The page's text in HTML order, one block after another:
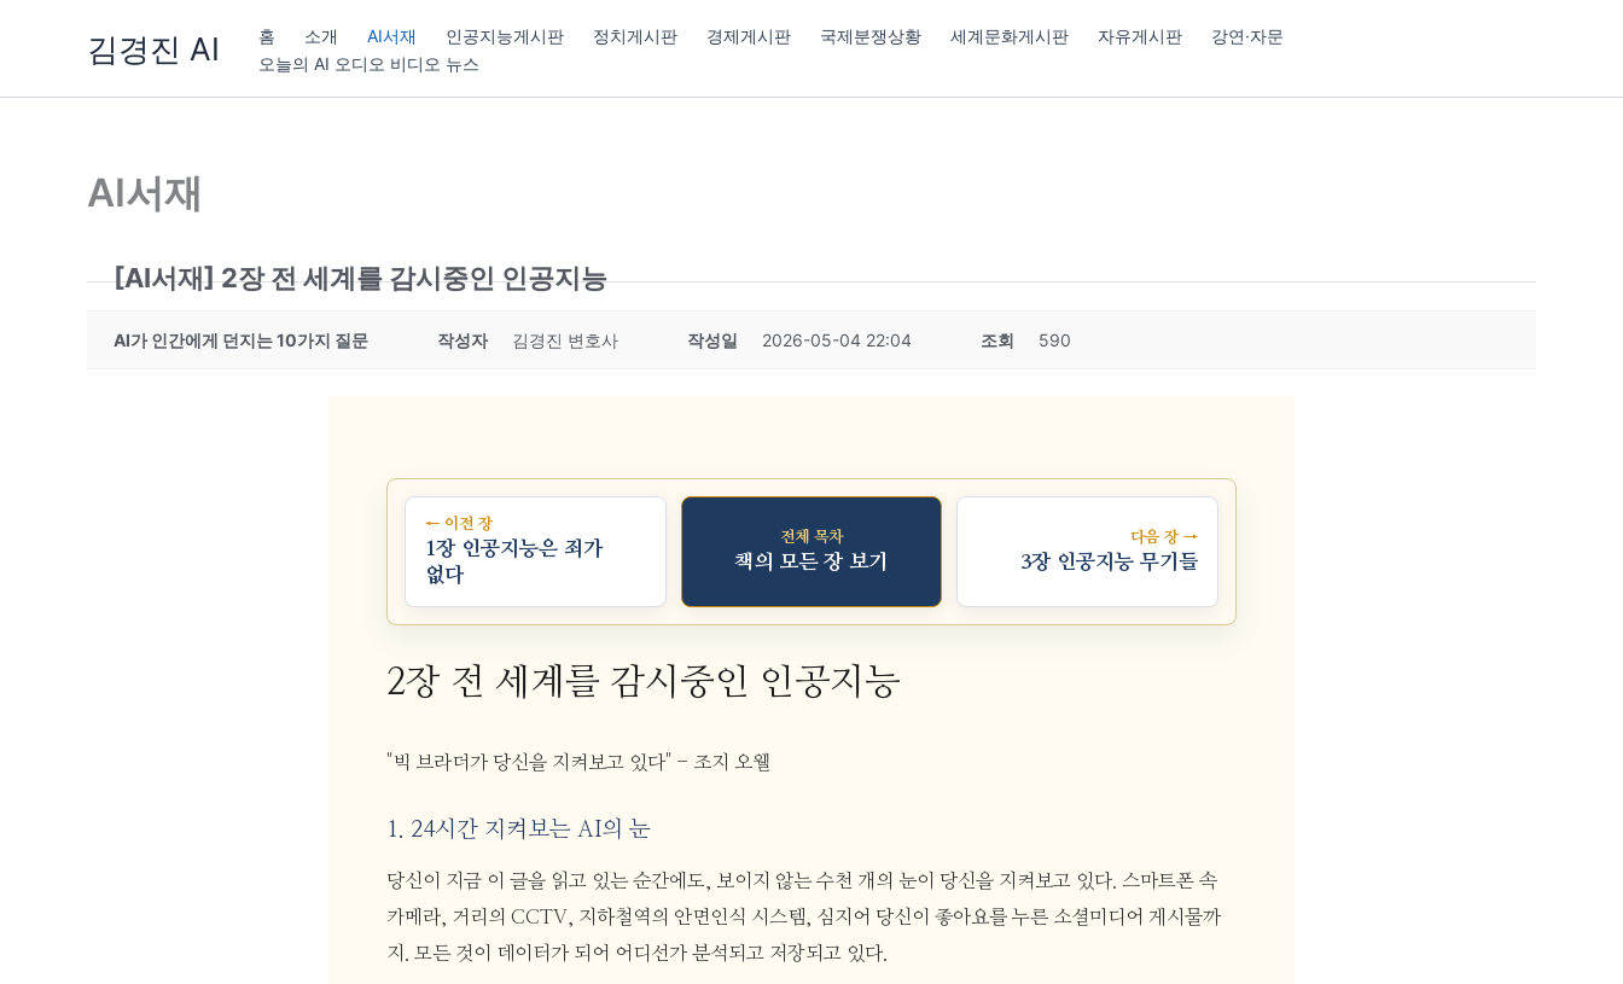
김경진 AI 홈 소개 AI서재 인공지능게시판 정치게시판 경제게시판 국제분쟁상황 세계문화게시판 자유게시판
강연·자문
오늘의 AI 오디오 비디오 뉴스
AI서재
[AI서재] 2장 전 세계를 감시중인 인공지능
AI가 인간에게 던지는 10가지 질문 작성자 김경진 변호사 작성일 2026-05-04 22:04 조회 590
← 이전 장
1장 인공지능은 죄가
없다
전체 목차
책의 모든 장 보기
다음 장 →
3장 인공지능 무기들
2장 전 세계를 감시중인 인공지능
"빅 브라더가 당신을 지켜보고 있다" - 조지 오웰
1. 24시간 지켜보는 AI의 눈
당신이 지금 이 글을 읽고 있는 순간에도, 보이지 않는 수천 개의 눈이 당신을 지켜보고 있다. 스마트폰 속
카메라, 거리의 CCTV, 지하철역의 안면인식 시스템, 심지어 당신이 좋아요를 누른 소셜미디어 게시물까
지. 모든 것이 데이터가 되어 어디선가 분석되고 저장되고 있다.